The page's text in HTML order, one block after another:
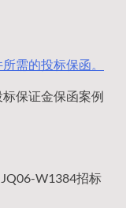
保证金保函案例
W1384招标